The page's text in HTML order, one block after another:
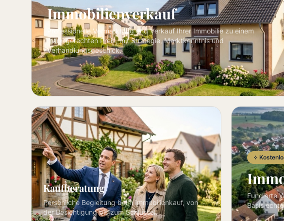
Immobilienverkauf
Professionelle Vermarktung und Verkauf Ihrer Immobilie zu einem
marktgerechten Preis, mit Strategie, Marktkenntnis und
Verhandlungsgeschick.
Kaufberatung
Persönliche Begleitung beim Immobilienkauf, von
der Besichtigung bis zum Schlüssel.
Fundierte
Basis